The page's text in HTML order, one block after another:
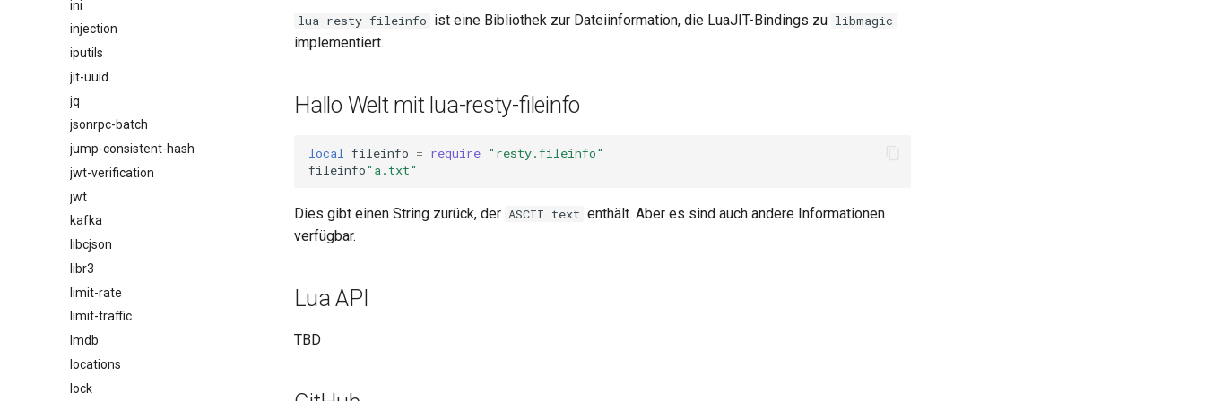
ini
injection
iputils
jit-uuid
jq
jsonrpc-batch
jump-consistent-hash
jwt-verification
jwt
kafka
libcjson
libr3
limit-rate
limit-traffic
lmdb
locations
lock
lua-resty-fileinfo ist eine Bibliothek zur Dateiinformation, die LuaJIT-Bindings zu libmagic
implementiert.
Hallo Welt mit lua-resty-fileinfo
local fileinfo = require "resty.fileinfo"
fileinfo"a.txt"
Dies gibt einen String zurück, der ASCII text enthält. Aber es sind auch andere Informationen
verfügbar.
Lua API
TBD